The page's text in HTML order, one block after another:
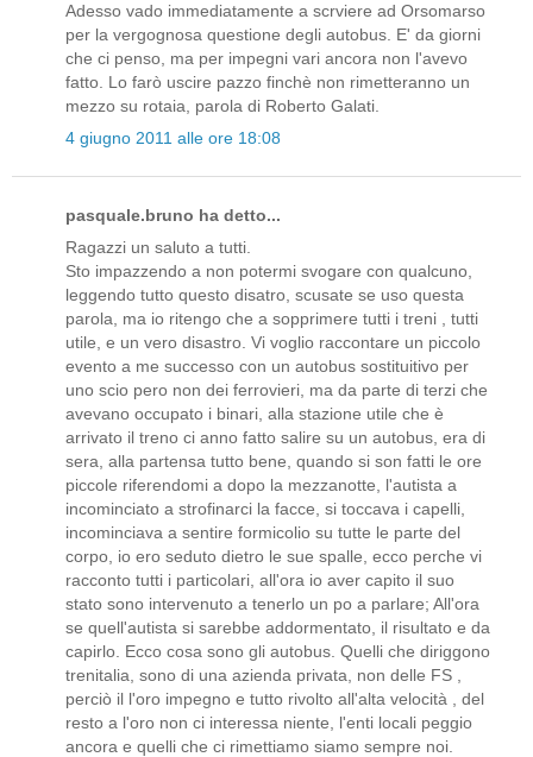
Adesso vado immediatamente a scrviere ad Orsomarso
per la vergognosa questione degli autobus. E' da giorni
che ci penso, ma per impegni vari ancora non l'avevo
fatto. Lo farò uscire pazzo finchè non rimetteranno un
mezzo su rotaia, parola di Roberto Galati.
4 giugno 2011 alle ore 18:08
pasquale.bruno ha detto...
Ragazzi un saluto a tutti.
Sto impazzendo a non potermi svogare con qualcuno,
leggendo tutto questo disatro, scusate se uso questa
parola, ma io ritengo che a sopprimere tutti i treni , tutti
utile, e un vero disastro. Vi voglio raccontare un piccolo
evento a me successo con un autobus sostituitivo per
uno scio pero non dei ferrovieri, ma da parte di terzi che
avevano occupato i binari, alla stazione utile che è
arrivato il treno ci anno fatto salire su un autobus, era di
sera, alla partensa tutto bene, quando si son fatti le ore
piccole riferendomi a dopo la mezzanotte, l'autista a
incominciato a strofinarci la facce, si toccava i capelli,
incominciava a sentire formicolio su tutte le parte del
corpo, io ero seduto dietro le sue spalle, ecco perche vi
racconto tutti i particolari, all'ora io aver capito il suo
stato sono intervenuto a tenerlo un po a parlare; All'ora
se quell'autista si sarebbe addormentato, il risultato e da
capirlo. Ecco cosa sono gli autobus. Quelli che diriggono
trenitalia, sono di una azienda privata, non delle FS ,
perciò il l'oro impegno e tutto rivolto all'alta velocità , del
resto a l'oro non ci interessa niente, l'enti locali peggio
ancora e quelli che ci rimettiamo siamo sempre noi.